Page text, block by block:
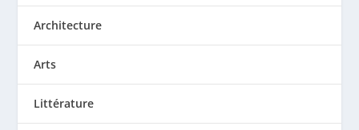
Architecture
Arts
Littérature